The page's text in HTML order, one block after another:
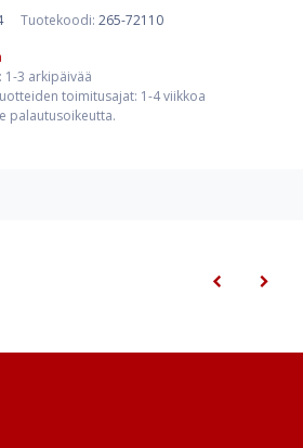
Tuotekoodi: 265-72110
3 arkipäivää
toimitusajat: 1-4 viikkoa
palautusoikeutta.